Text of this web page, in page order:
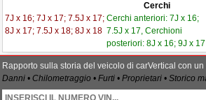
Cerchi
7J x 16; 7J x 17; 7.5J x 17;
8J x 17; 7.5J x 18; 8J x 18
Cerchi anteriori: 7J x 16;
7.5J x 17, Cerchioni
posteriori: 8J x 16; 9J x 17
Rapporto sulla storia del veicolo di carVertical con
Danni • Chilometraggio • Furti • Proprietari • Storico